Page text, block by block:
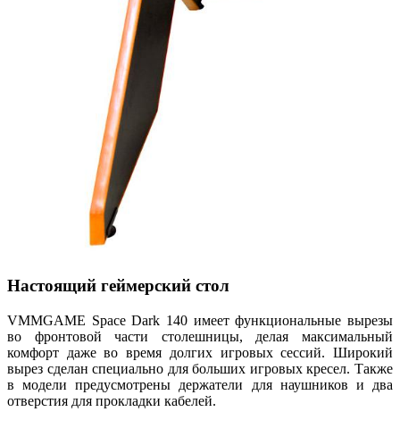
Настоящий геймерский стол
VMMGAME Space Dark 140 имеет функциональные вырезы
во фронтовой части столешницы, делая максимальный
комфорт даже во время долгих игровых сессий. Широкий
вырез сделан специально для больших игровых кресел. Также
в модели предусмотрены держатели для наушников и два
отверстия для прокладки кабелей.